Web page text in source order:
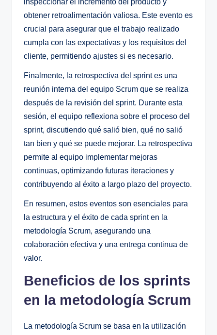
obtener retroalimentación valiosa. Este evento es
crucial para asegurar que el trabajo realizado
cumpla con las expectativas y los requisitos del
cliente, permitiendo ajustes si es necesario.
Finalmente, la retrospectiva del sprint es una
reunión interna del equipo Scrum que se realiza
después de la revisión del sprint. Durante esta
sesión, el equipo reflexiona sobre el proceso del
sprint, discutiendo qué salió bien, qué no salió
tan bien y qué se puede mejorar. La retrospectiva
permite al equipo implementar mejoras
continuas, optimizando futuras iteraciones y
contribuyendo al éxito a largo plazo del proyecto.
En resumen, estos eventos son esenciales para
la estructura y el éxito de cada sprint en la
metodología Scrum, asegurando una
colaboración efectiva y una entrega continua de
valor.
Beneficios de los sprints
en la metodología Scrum
La metodología Scrum se basa en la utilización